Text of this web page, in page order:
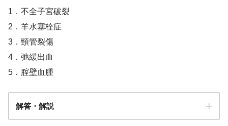
1．不全子宮破裂
2．羊水塞栓症
3．頸管裂傷
4．弛緩出血
5．腟壁血腫
解答・解説